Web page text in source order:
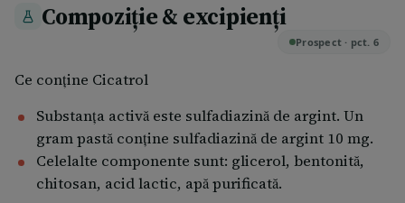
scăderea numărului de globule albe ale sângelui
(leucopenie); această scădere este trecătoare şi de
obicei nu necesită întreruperea tratamentului.
Reacţii adverse cu frecvenţă necunoscută:
iritaţie;
mâncărime;
senzaţie de arsură la nivel local;
Compoziție & excipienți
Prospect · pct. 6
Ce conţine Cicatrol
Substanţa activă este sulfadiazină de argint. Un
gram pastă conţine sulfadiazină de argint 10 mg.
Celelalte componente sunt: glicerol, bentonită,
chitosan, acid lactic, apă purificată.